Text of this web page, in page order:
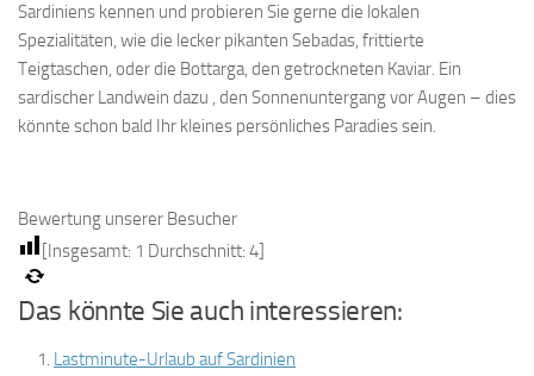
Sardiniens kennen und probieren Sie gerne die lokalen
Spezialitäten, wie die lecker pikanten Sebadas, frittierte
Teigtaschen, oder die Bottarga, den getrockneten Kaviar. Ein
sardischer Landwein dazu , den Sonnenuntergang vor Augen – dies
könnte schon bald Ihr kleines persönliches Paradies sein.
Bewertung unserer Besucher
[Insgesamt: 1 Durchschnitt: 4]
Das könnte Sie auch interessieren:
Lastminute-Urlaub auf Sardinien